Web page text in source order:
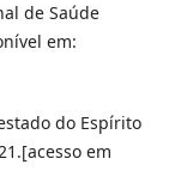
de Saúde
em:
do Espírito
em